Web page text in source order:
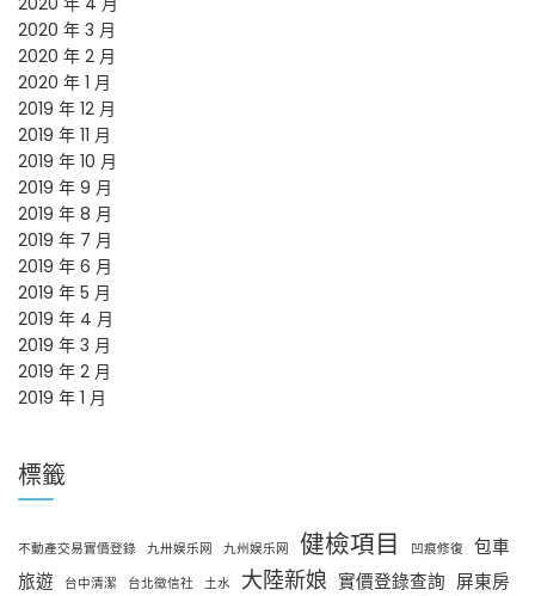
2020 年 3 月
2020 年 2 月
2020 年 1 月
2019 年 12 月
2019 年 11 月
2019 年 10 月
2019 年 9 月
2019 年 8 月
2019 年 7 月
2019 年 6 月
2019 年 5 月
2019 年 4 月
2019 年 3 月
2019 年 2 月
2019 年 1 月
標籤
不動產交易實價登錄 九卅娱乐网 九州娱乐网 健檢項目 凹痕修復
包車
旅遊
台中清潔 台北徵信社 土水 大陸新娘 實價登錄查詢 屏東房